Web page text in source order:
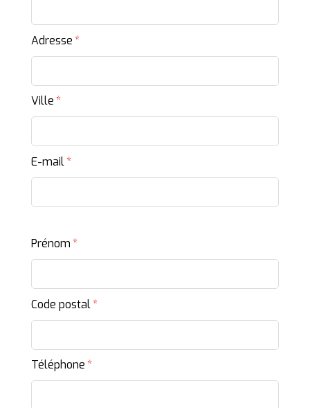
Adresse
Ville
E-mail
Prénom
Code postal
Téléphone